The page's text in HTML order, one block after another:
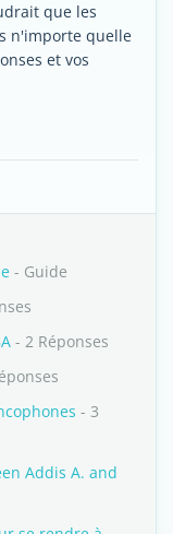
que les
n'importe quelle
et vos
- Guide
- 2 Réponses
- 3
Addis A. and